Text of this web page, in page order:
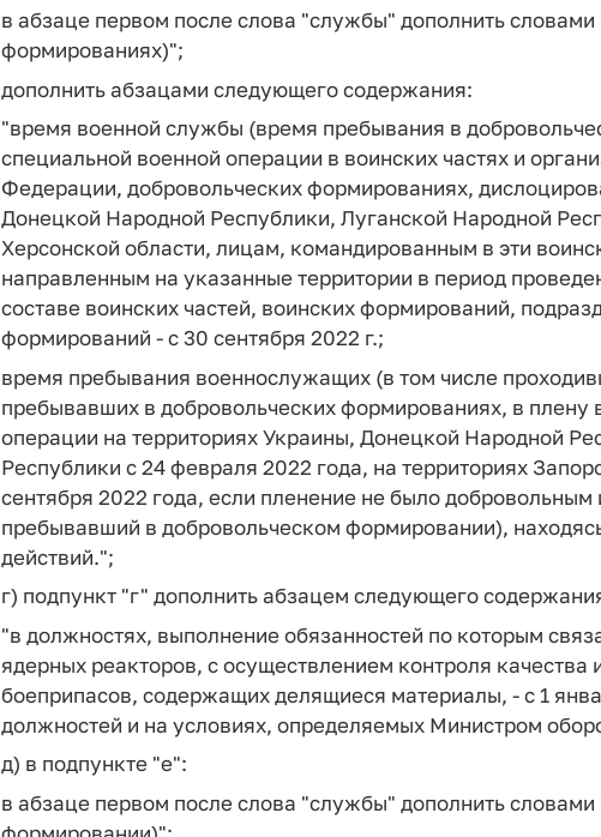
в абзаце первом после слова "службы" дополнить
формированиях)";
дополнить абзацами следующего содержания:
"время военной службы (время пребывания в
специальной военной операции в воинских частях и
Федерации, добровольческих формированиях,
Донецкой Народной Республики, Луганской Народной
Херсонской области, лицам, командированным в эти
направленным на указанные территории в период
составе воинских частей, воинских формирований,
формирований - с 30 сентября 2022 г.;
время пребывания военнослужащих (в том числе
пребывавших в добровольческих формированиях, в плену
операции на территориях Украины, Донецкой Народной
Республики с 24 февраля 2022 года, на территориях
сентября 2022 года, если пленение не было
пребывавший в добровольческом формировании),
действий.";
г) подпункт "г" дополнить абзацем следующего
"в должностях, выполнение обязанностей по которым
ядерных реакторов, с осуществлением контроля качества
боеприпасов, содержащих делящиеся материалы, - с 1
должностей и на условиях, определяемых Министром
д) в подпункте "е":
в абзаце первом после слова "службы" дополнить